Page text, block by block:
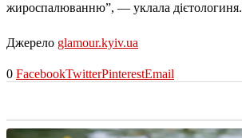
жироспалюванню”, — уклала дієтологиня.
Джерело glamour.kyiv.ua
0 FacebookTwitterPinterestEmail